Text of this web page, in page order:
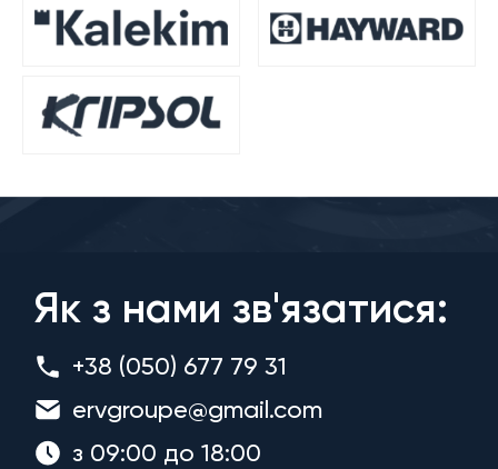
Як з нами зв'язатися:
+38 (050) 677 79 31
ervgroupe@gmail.com
з 09:00 до 18:00